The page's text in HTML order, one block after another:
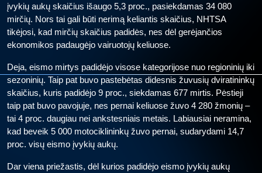
įvykių aukų skaičius išaugo 5,3 proc., pasiekdamas 34 080
mirčių. Nors tai gali būti nerimą keliantis skaičius, NHTSA
tikėjosi, kad mirčių skaičius padidės, nes dėl gerėjančios
ekonomikos padaugėjo vairuotojų keliuose.
Deja, eismo mirtys padidėjo visose kategorijose nuo regioninių iki
sezoninių. Taip pat buvo pastebėtas didesnis žuvusių dviratininkų
skaičius, kuris padidėjo 9 proc., siekdamas 677 mirtis. Pėstieji
taip pat buvo pavojuje, nes pernai keliuose žuvo 4 280 žmonių –
tai 4 proc. daugiau nei ankstesniais metais. Labiausiai neramina,
kad beveik 5 000 motociklininkų žuvo pernai, sudarydami 14,7
proc. visų eismo įvykių aukų.
Dar viena priežastis, dėl kurios padidėjo eismo įvykių aukų